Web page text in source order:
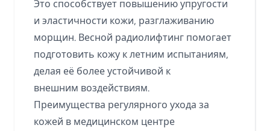
Это способствует повышению упругости
и эластичности кожи, разглаживанию
морщин. Весной радиолифтинг помогает
подготовить кожу к летним испытаниям,
делая её более устойчивой к
внешним воздействиям.
Преимущества регулярного ухода за
кожей в медицинском центре